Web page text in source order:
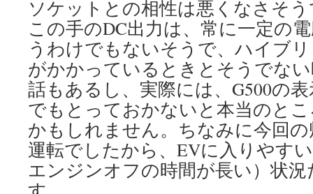
ソケットとの相性は悪くなさそ
この手のDC出力は、常に一定の
うわけでもないそうで、ハイブ
がかかっているときとそうでな
話もあるし、実際には、G500の
でもとっておかないと本当のと
かもしれません。ちなみに今回
運転でしたから、EVに入りやす
エンジンオフの時間が長い）状